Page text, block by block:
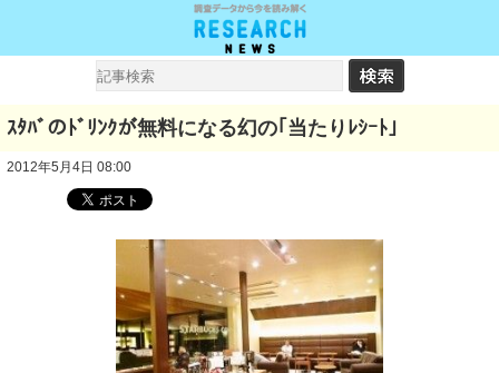
ｽﾀﾊﾞのﾄﾞﾘﾝｸが無料になる幻の｢当たりﾚｼｰﾄ｣
2012年5月4日 08:00